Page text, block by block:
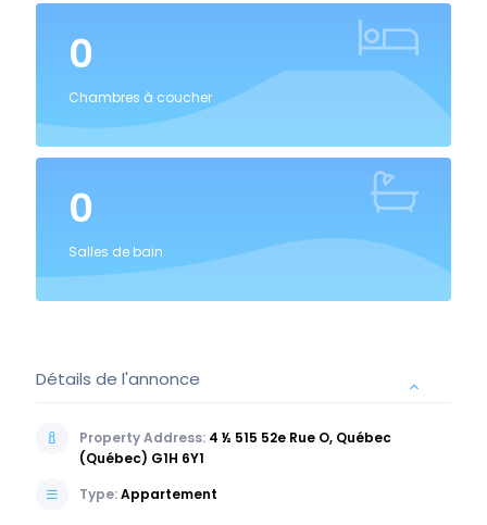
0
Chambres à coucher
0
Salles de bain
Détails de l'annonce
Property Address: 4 ½ 515 52e Rue O, Québec
(Québec) G1H 6Y1
Type:Appartement